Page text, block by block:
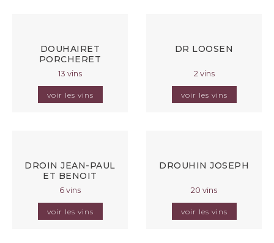
DOUHAIRET
PORCHERET
13 vins
voir les vins
DR LOOSEN
2 vins
voir les vins
DROIN JEAN-PAUL
ET BENOIT
6 vins
voir les vins
DROUHIN JOSEPH
20 vins
voir les vins